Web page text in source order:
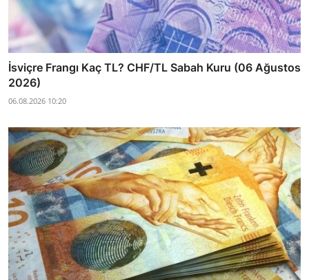
İsviçre Frangı Kaç TL? CHF/TL Sabah Kuru (06 Ağustos
2026)
06.08.2026 10:20